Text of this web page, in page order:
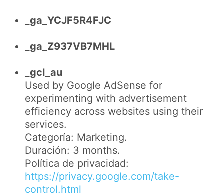
_ga_YCJF5R4FJC
_ga_Z937VB7MHL
_gcl_au
Used by Google AdSense for
experimenting with advertisement
efficiency across websites using their
services.
Categoría: Marketing.
Duración: 3 months.
Política de privacidad:
https://privacy.google.com/take-
control.html